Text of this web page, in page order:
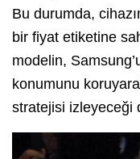
Bu durumda,
bir fiyat etiketine
modelin,
konumunu
stratejisi izleyeceği